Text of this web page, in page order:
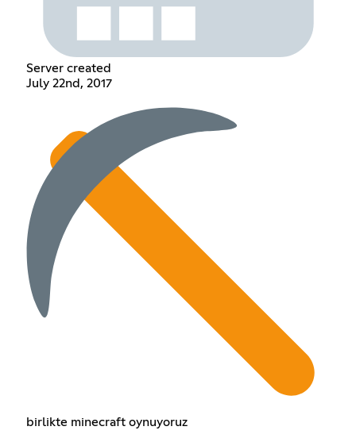
Server created
July 22nd, 2017
birlikte minecraft oynuyoruz